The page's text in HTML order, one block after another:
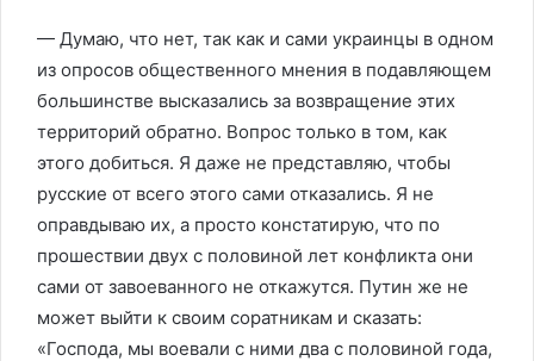
— Думаю, что нет, так как и сами украинцы в одном
из опросов общественного мнения в подавляющем
большинстве высказались за возвращение этих
территорий обратно. Вопрос только в том, как
этого добиться. Я даже не представляю, чтобы
русские от всего этого сами отказались. Я не
оправдываю их, а просто констатирую, что по
прошествии двух с половиной лет конфликта они
сами от завоеванного не откажутся. Путин же не
может выйти к своим соратникам и сказать:
«Господа, мы воевали с ними два с половиной года,